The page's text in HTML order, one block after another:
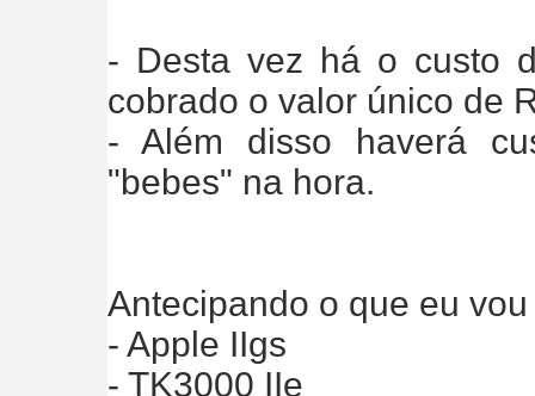
- Desta vez há o custo
cobrado o valor único de
- Além disso haverá
"bebes" na hora.
Antecipando o que eu
- Apple IIgs
- TK3000 IIe